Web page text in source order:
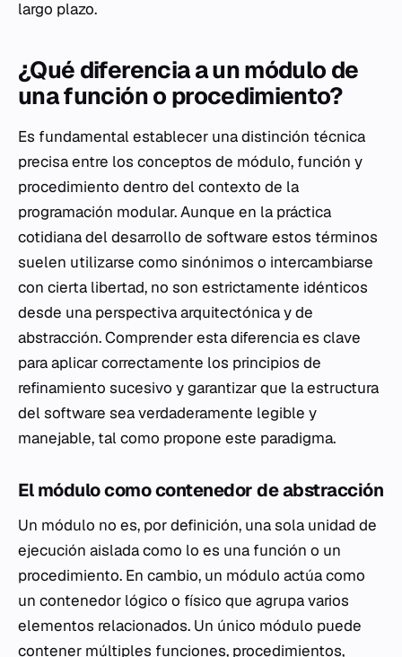
largo plazo.
¿Qué diferencia a un módulo de
una función o procedimiento?
Es fundamental establecer una distinción técnica
precisa entre los conceptos de módulo, función y
procedimiento dentro del contexto de la
programación modular. Aunque en la práctica
cotidiana del desarrollo de software estos términos
suelen utilizarse como sinónimos o intercambiarse
con cierta libertad, no son estrictamente idénticos
desde una perspectiva arquitectónica y de
abstracción. Comprender esta diferencia es clave
para aplicar correctamente los principios de
refinamiento sucesivo y garantizar que la estructura
del software sea verdaderamente legible y
manejable, tal como propone este paradigma.
El módulo como contenedor de abstracción
Un módulo no es, por definición, una sola unidad de
ejecución aislada como lo es una función o un
procedimiento. En cambio, un módulo actúa como
un contenedor lógico o físico que agrupa varios
elementos relacionados. Un único módulo puede
contener múltiples funciones, procedimientos,